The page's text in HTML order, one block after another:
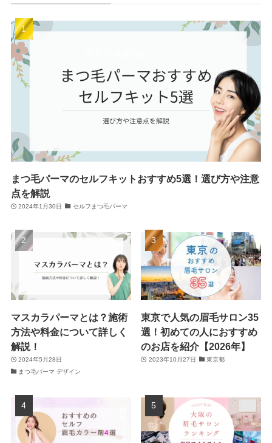
まつ毛パーマのセルフキットおすすめ5選！選び方や注意
点を解説
2024年1月30日 セルフまつ毛パーマ
マスカラパーマとは？施術
方法や料金について詳しく
解説！
2024年5月28日
まつ毛パーマ デザイン
東京で人気の眉毛サロン35
選！初めての人におすすめ
のお店を紹介【2026年】
2023年10月27日 東京都